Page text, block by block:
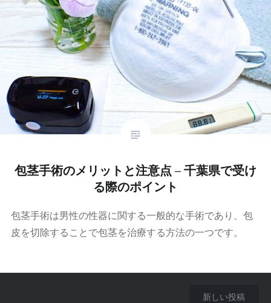
包茎手術のメリットと注意点 – 千葉県で受け
る際のポイント
包茎手術は男性の性器に関する一般的な手術であり、包
皮を切除することで包茎を治療する方法の一つです。
新しい投稿